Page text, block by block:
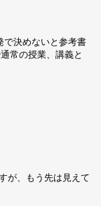
で決めないと参考書
常の授業、講義と
が、もう先は見えて